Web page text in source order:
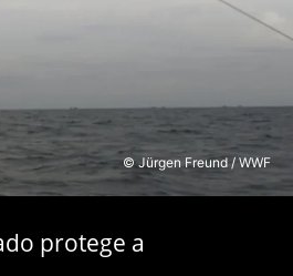
© Jürgen Freund / WWF
protege a